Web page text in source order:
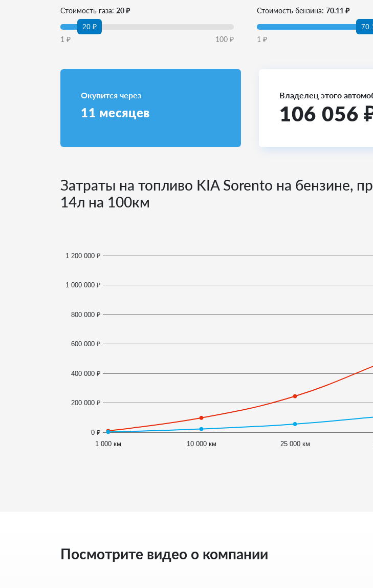
Стоимость газа: 20 ₽
20 ₽
1 ₽ 100 ₽
Стоимость бензина:70.11 ₽
1 ₽
Окупится через
11 месяцев
Владелец этого
106 056
Затраты на топливо KIA Sorento на бензине,
14л на 100км
1 000 км 10 000 км 25 000 км
0 ₽
200 000 ₽
400 000 ₽
600 000 ₽
800 000 ₽
1 000 000 ₽
1 200 000 ₽
Посмотрите видео о компании